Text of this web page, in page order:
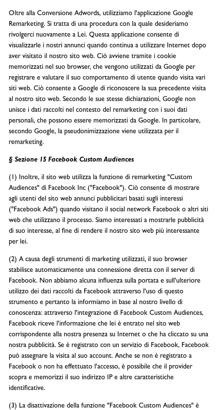
Oltre alla Conversione Adwords, utilizziamo l'applicazione Google
Remarketing. Si tratta di una procedura con la quale desideriamo
rivolgerci nuovamente a Lei. Questa applicazione consente di
visualizzarle i nostri annunci quando continua a utilizzare Internet dopo
aver visitato il nostro sito web. Ciò avviene tramite i cookie
memorizzati nel suo browser, che vengono utilizzati da Google per
registrare e valutare il suo comportamento di utente quando visita vari
siti web. Ciò consente a Google di riconoscere la sua precedente visita
al nostro sito web. Secondo le sue stesse dichiarazioni, Google non
unisce i dati raccolti nel contesto del remarketing con i suoi dati
personali, che possono essere memorizzati da Google. In particolare,
secondo Google, la pseudonimizzazione viene utilizzata per il
remarketing.
§ Sezione 15 Facebook Custom Audiences
(1) Inoltre, il sito web utilizza la funzione di remarketing "Custom
Audiences" di Facebook Inc ("Facebook"). Ciò consente di mostrare
agli utenti del sito web annunci pubblicitari basati sugli interessi
("Facebook Ads") quando visitano il social network Facebook o altri siti
web che utilizzano il processo. Siamo interessati a mostrarle pubblicità
di suo interesse, al fine di rendere il nostro sito web più interessante
per lei.
(2) A causa degli strumenti di marketing utilizzati, il suo browser
stabilisce automaticamente una connessione diretta con il server di
Facebook. Non abbiamo alcuna influenza sulla portata e sull'ulteriore
utilizzo dei dati raccolti da Facebook attraverso l'uso di questo
strumento e pertanto la informiamo in base al nostro livello di
conoscenza: attraverso l'integrazione di Facebook Custom Audiences,
Facebook riceve l'informazione che lei è entrato nel sito web
corrispondente alla nostra presenza su Internet o che ha cliccato su una
nostra pubblicità. Se è registrato con un servizio di Facebook, Facebook
può assegnare la visita al suo account. Anche se non è registrato a
Facebook o non ha effettuato l'accesso, è possibile che il provider
scopra e memorizzi il suo indirizzo IP e altre caratteristiche
identificative.
(3) La disattivazione della funzione "Facebook Custom Audiences" è